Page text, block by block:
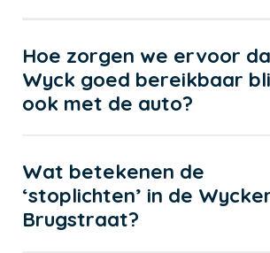
Hoe zorgen we ervoor
Wyck goed bereikbaar
ook met de auto?
Wat betekenen de
‘stoplichten’ in de
Brugstraat?